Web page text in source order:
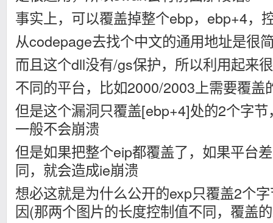
事实上，可以覆盖掉整个ebp，ebp+4，
从codepage去找个中文的通用地址是很
而且这个dll没有/gs保护，所以利用起来
不同的平台，比如2000/2003上需要覆盖
但是这个漏洞只覆盖[ebp+4]处的2个字
一般不会崩溃
但是如果把整个eip都覆盖了，如果平台
同，就会造成ie崩溃
想必这就是为什么公开的exp只覆盖2个
因(那两个图片的长度控制值不同，覆盖